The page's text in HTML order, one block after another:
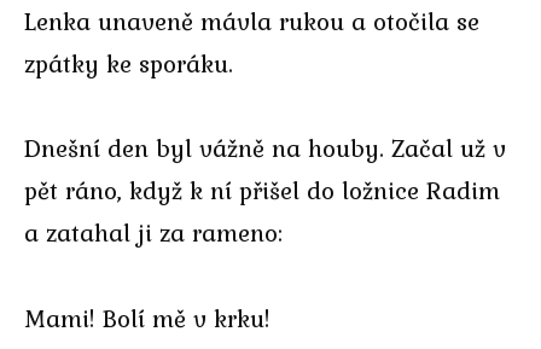
Lenka unaveně mávla rukou a otočila se
zpátky ke sporáku.
Dnešní den byl vážně na houby. Začal už v
pět ráno, když k ní přišel do ložnice Radim
a zatahal ji za rameno:
Mami! Bolí mě v krku!